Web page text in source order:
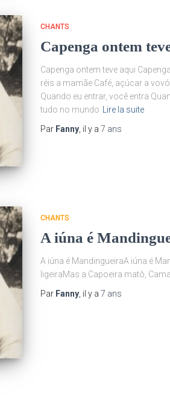
CHANTS
Capenga ontem
Capenga ontem teve aqui
réis a mamãe Café, açúcar a
Quando eu entrar, você entra
tudo no mundo
Lire la suite
Par Fanny, il y a 7 ans
CHANTS
A iúna é
A iúna é MandingueiraA iúna é
ligeiraMas a Capoeira matô,
Par Fanny, il y a 7 ans